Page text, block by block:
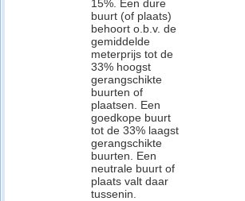
15%. Een dure
buurt (of plaats)
behoort o.b.v. de
gemiddelde
meterprijs tot de
33% hoogst
gerangschikte
buurten of
plaatsen. Een
goedkope buurt
tot de 33% laagst
gerangschikte
buurten. Een
neutrale buurt of
plaats valt daar
tussenin.